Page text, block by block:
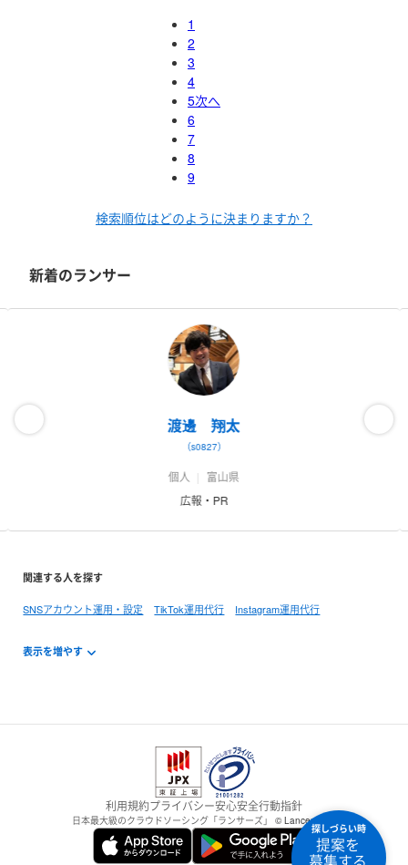
1
2
3
4
5
6
7
8
9
次へ
検索順位はどのように決まりますか？
新着のランサー
渡邊 翔太
（s0827）
個人
富山県
広報・PR
関連する人を探す
SNSアカウント運用・設定 TikTok運用代行 Instagram運用代行
探しづらい時
提案を
利用規約プライバシー安心安全行動指針
日本最大級のクラウドソーシング「ランサーズ」 © Lancers,Inc.